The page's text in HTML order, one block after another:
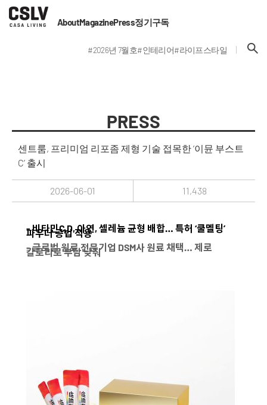
AboutMagazinePress정기구독
#2026년 7월호#인테리어#라이프스타일
PRESS
센트룸, 프리미엄 리포좀 제형 기술 접목한 ‘이뮨 부스트
C’ 출시
2026-06-01 11,438
- 비타민C·D, 아연, 셀레늄 균형 배합… 특허 ‘쿨멜팅’
파우더 공법 적용
- 글로벌 원료 전문기업 DSM사 원료 채택… 제로
칼로리로 부담 낮춰